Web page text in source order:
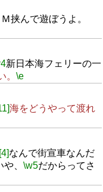
Ｍ挟んで遊ぼうよ。
新日本海フェリーの一
。 \e
海をどうやって渡れ
なんで街宣車なんだ
や、 \w5だからってさ